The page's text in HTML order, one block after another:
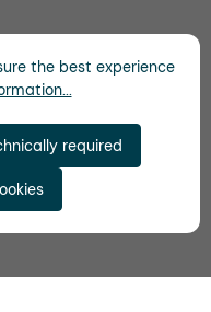
the best experience
required